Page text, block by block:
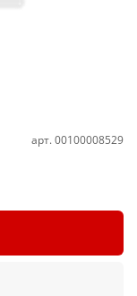
арт. 00100008529